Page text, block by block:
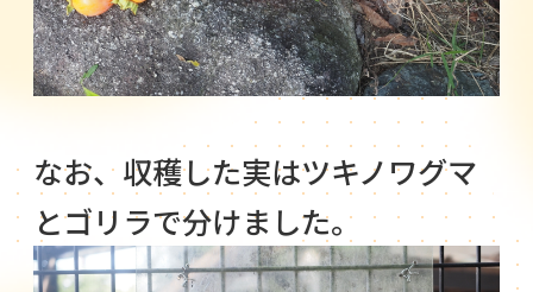
なお、収穫した実はツキノワグマ
とゴリラで分けました。